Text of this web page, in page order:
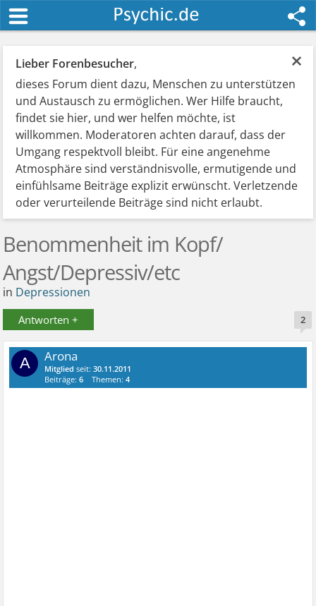
×
Lieber Forenbesucher,
dieses Forum dient dazu, Menschen zu unterstützen
und Austausch zu ermöglichen. Wer Hilfe braucht,
findet sie hier, und wer helfen möchte, ist
willkommen. Moderatoren achten darauf, dass der
Umgang respektvoll bleibt. Für eine angenehme
Atmosphäre sind verständnisvolle, ermutigende und
einfühlsame Beiträge explizit erwünscht. Verletzende
oder verurteilende Beiträge sind nicht erlaubt.
Benommenheit im Kopf/
Angst/Depressiv/etc
in Depressionen
Antworten + 2
A Arona
Mitglied seit:30.11.2011
Beiträge:6 Themen:4